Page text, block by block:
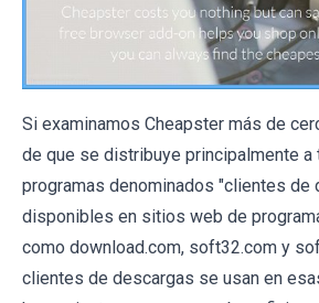
Si examinamos Cheapster más de
de que se distribuye principalmente a
programas denominados "clientes de
disponibles en sitios web de
como download.com, soft32.com y
clientes de descargas se usan en